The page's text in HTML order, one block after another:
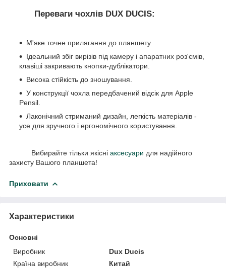
Переваги чохлів DUX DUCIS:
М'яке точне прилягання до планшету.
Ідеальний збіг вирізів під камеру і апаратних роз'ємів,
клавіші закривають кнопки-дублікатори.
Висока стійкість до зношування.
У конструкції чохла передбачений відсік для Apple
Pensil.
Лаконічний стриманий дизайн, легкість матеріалів -
усе для зручного і ергономічного користування.
Вибирайте тільки якісні аксесуари для надійного
захисту Вашого планшета!
Приховати
Характеристики
Основні
Виробник
Dux Ducis
Країна виробник
Китай